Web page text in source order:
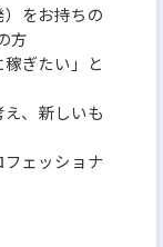
をお持ちの
方
ぎたい」と
、新しいも
フェッショナ